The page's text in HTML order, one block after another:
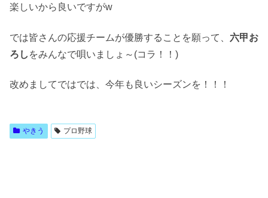
楽しいから良いですがw
では皆さんの応援チームが優勝することを願って、 六甲お
ろし をみんなで唄いましょ～(コラ！！)
改めましてではでは、今年も良いシーズンを！！！
やきう プロ野球